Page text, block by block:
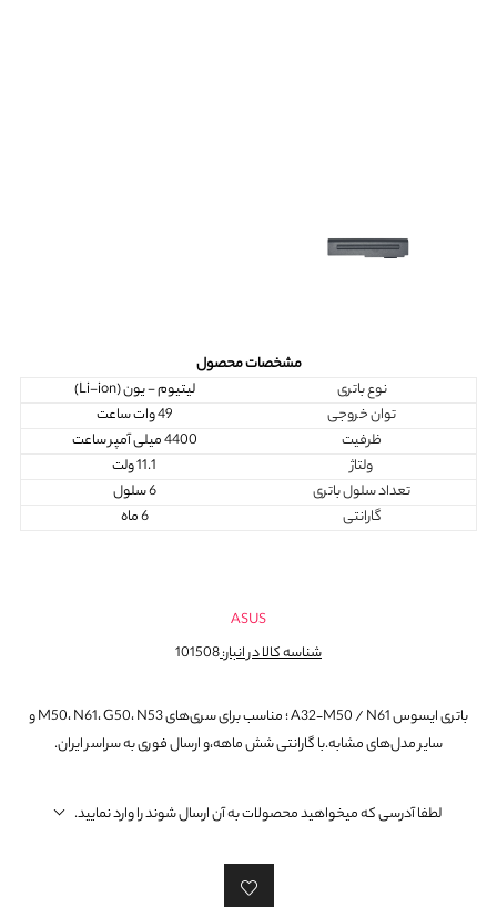
مشخصات محصول
نوع باتری
لیتیوم - یون (Li-ion)
توان خروجی
49 وات ساعت
ظرفیت
4400 میلی آمپر ساعت
ولتاژ
11.1 ولت
تعداد سلول باتری
6 سلول
گارانتی
6 ماه
ASUS
شناسه کالا در انبار:101508
باتری ایسوس A32‑M50 / N61 ؛ مناسب برای سری‌های M50، N61، G50، N53 و
سایر مدل‌های مشابه.با گارانتی شش ماهه،و ارسال فوری به سراسر ایران.
لطفا آدرسی که میخواهید محصولات به آن ارسال شوند را وارد نمایید.